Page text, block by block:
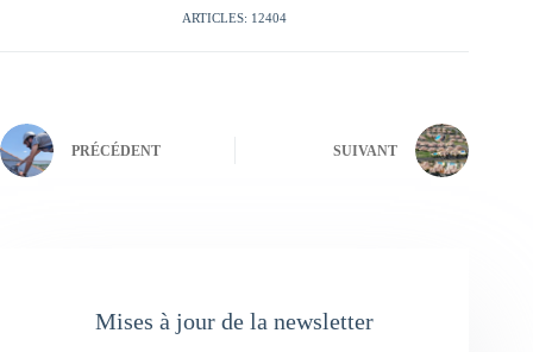
ARTICLES: 12404
PRÉCÉDENT SUIVANT
Mises à jour de la newsletter